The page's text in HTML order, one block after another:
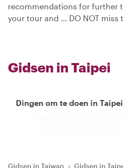
recommendations for further
your tour and … DO NOT miss
Gidsen in Taipei
Dingen om te doen in Taipei
Gidsen in Taiwan › Gidsen in